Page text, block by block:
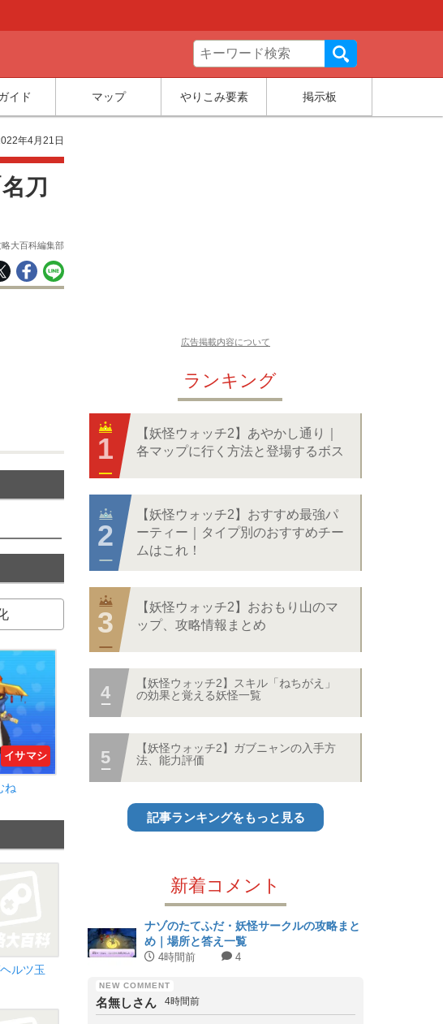
イド マップ やりこみ要素 掲示板
年4月21日
刀
略大百科編集部
イサマシ
ね
ルツ玉
広告掲載内容について
ランキング
【妖怪ウォッチ2】あやかし通り｜
各マップに行く方法と登場するボス
【妖怪ウォッチ2】おすすめ最強パ
ーティー｜タイプ別のおすすめチー
ムはこれ！
【妖怪ウォッチ2】おおもり山のマ
ップ、攻略情報まとめ
【妖怪ウォッチ2】スキル「ねちがえ」
の効果と覚える妖怪一覧
【妖怪ウォッチ2】ガブニャンの入手方
法、能力評価
記事ランキングをもっと見る
新着コメント
ナゾのたてふだ・妖怪サークルの攻略まと
め｜場所と答え一覧
4時間前 4
名無しさん 4時間前